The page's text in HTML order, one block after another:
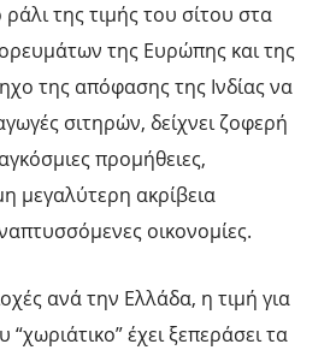
της τιμής του σίτου στα
της Ευρώπης και της
της απόφασης της Ινδίας να
σιτηρών, δείχνει ζοφερή
προμήθειες,
μεγαλύτερη ακρίβεια
οικονομίες.
ανά την Ελλάδα, η τιμή για
έχει ξεπεράσει τα